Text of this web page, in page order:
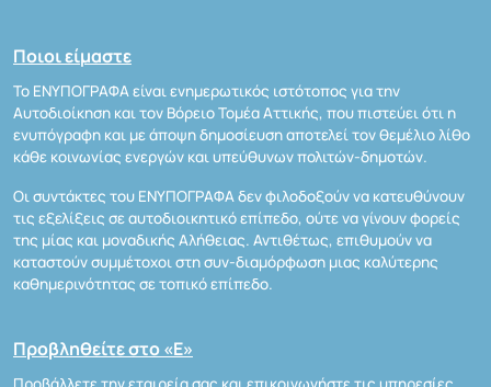
Ποιοι είμαστε
Το ΕΝΥΠΟΓΡΑΦΑ είναι ενημερωτικός ιστότοπος για την
Αυτοδιοίκηση και τον Βόρειο Τομέα Αττικής, που πιστεύει ότι η
ενυπόγραφη και με άποψη δημοσίευση αποτελεί τον θεμέλιο λίθο
κάθε κοινωνίας ενεργών και υπεύθυνων πολιτών-δημοτών.
Οι συντάκτες του ΕΝΥΠΟΓΡΑΦΑ δεν φιλοδοξούν να κατευθύνουν
τις εξελίξεις σε αυτοδιοικητικό επίπεδο, ούτε να γίνουν φορείς
της μίας και μοναδικής Αλήθειας. Αντιθέτως, επιθυμούν να
καταστούν συμμέτοχοι στη συν-διαμόρφωση μιας καλύτερης
καθημερινότητας σε τοπικό επίπεδο.
Προβληθείτε στο «Ε»